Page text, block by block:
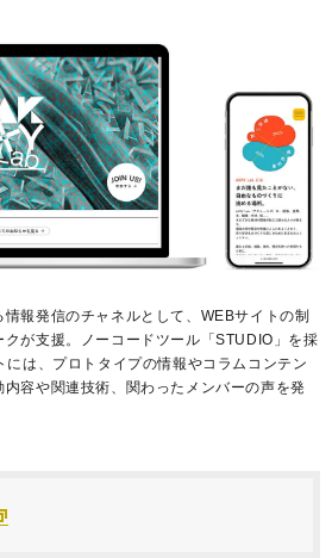
報発信のチャネルとして、WEBサイトの制
が支援。ノーコードツール「STUDIO」を採
には、プロトタイプの情報やコラムコンテン
容や関連技術、関わったメンバーの声を発